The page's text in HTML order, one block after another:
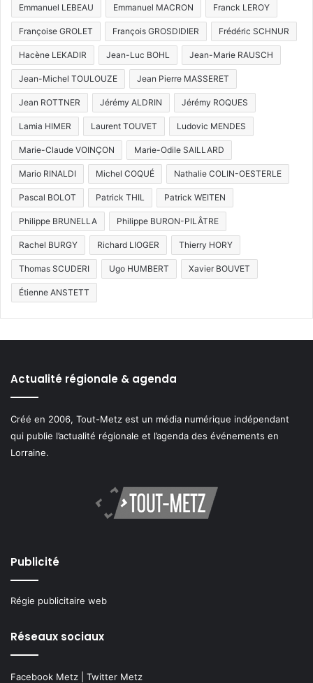
Emmanuel LEBEAU Emmanuel MACRON Franck LEROY
Françoise GROLET François GROSDIDIER Frédéric SCHNUR
Hacène LEKADIR Jean-Luc BOHL Jean-Marie RAUSCH
Jean-Michel TOULOUZE Jean Pierre MASSERET
Jean ROTTNER Jérémy ALDRIN Jérémy ROQUES
Lamia HIMER Laurent TOUVET Ludovic MENDES
Marie-Claude VOINÇON Marie-Odile SAILLARD
Mario RINALDI Michel COQUÉ Nathalie COLIN-OESTERLE
Pascal BOLOT Patrick THIL Patrick WEITEN
Philippe BRUNELLA Philippe BURON-PILÂTRE
Rachel BURGY Richard LIOGER Thierry HORY
Thomas SCUDERI Ugo HUMBERT Xavier BOUVET
Étienne ANSTETT
Actualité régionale & agenda
Créé en 2006, Tout-Metz est un média numérique indépendant
qui publie l’actualité régionale et l’agenda des événements en
Lorraine.
Publicité
Régie publicitaire web
Réseaux sociaux
Facebook Metz Twitter Metz